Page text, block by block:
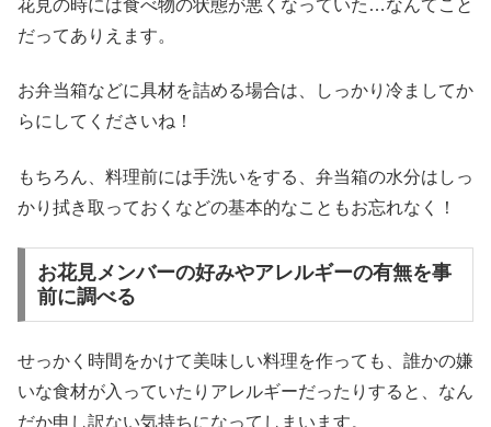
花見の時には食べ物の状態が悪くなっていた…なんてこと
だってありえます。
お弁当箱などに具材を詰める場合は、しっかり冷ましてか
らにしてくださいね！
もちろん、料理前には手洗いをする、弁当箱の水分はしっ
かり拭き取っておくなどの基本的なこともお忘れなく！
お花見メンバーの好みやアレルギーの有無を事
前に調べる
せっかく時間をかけて美味しい料理を作っても、誰かの嫌
いな食材が入っていたりアレルギーだったりすると、なん
だか申し訳ない気持ちになってしまいます。